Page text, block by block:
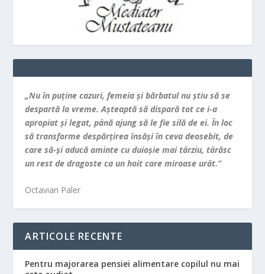
„Nu în puţine cazuri, femeia şi bărbatul nu ştiu să se
despartă la vreme. Aşteaptă să dispară tot ce i-a
apropiat şi legat, până ajung să le fie silă de ei. În loc
să transforme despărţirea însăşi în ceva deosebit, de
care să-şi aducă aminte cu duioşie mai târziu, târăsc
un rest de dragoste ca un hoit care miroase urât.”
Octavian Paler
ARTICOLE RECENTE
Pentru majorarea pensiei alimentare copilul nu mai